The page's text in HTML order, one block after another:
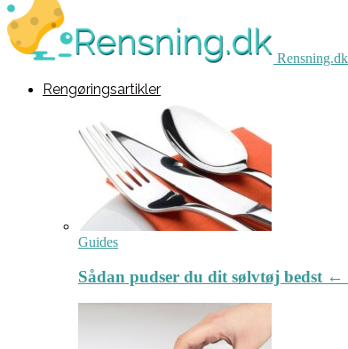
Rengøringsartikler
Guides
Sådan pudser du dit sølvtøj bedst ←